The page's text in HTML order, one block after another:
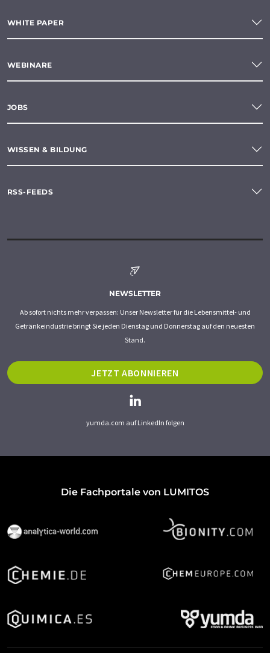
WHITE PAPER
WEBINARE
JOBS
WISSEN & BILDUNG
RSS-FEEDS
NEWSLETTER
Ab sofort nichts mehr verpassen: Unser Newsletter für die Lebensmittel- und
Getränkeindustrie bringt Sie jeden Dienstag und Donnerstag auf den neuesten
Stand.
JETZT ABONNIEREN
yumda.com auf LinkedIn folgen
Die Fachportale von LUMITOS